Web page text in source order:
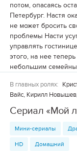
потом, опасаясь
Петербург. Настя
не может бросить
проблемы Насти
управлять
этого, на нее
небольшим
В главных ролях:
Вайс, Кирилл
Сериал «Мой
Мини-сериалы
HD Домашний